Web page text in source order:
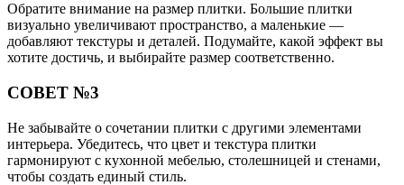
Обратите внимание на размер плитки. Большие плитки
визуально увеличивают пространство, а маленькие —
добавляют текстуры и деталей. Подумайте, какой эффект вы
хотите достичь, и выбирайте размер соответственно.
СОВЕТ №3
Не забывайте о сочетании плитки с другими элементами
интерьера. Убедитесь, что цвет и текстура плитки
гармонируют с кухонной мебелью, столешницей и стенами,
чтобы создать единый стиль.